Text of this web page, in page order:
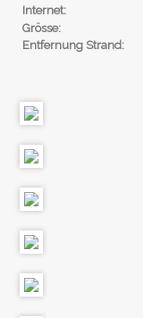
Internet:
Grösse:
Entfernung Strand: